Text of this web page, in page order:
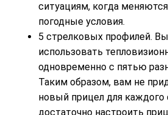
ситуациям, когда
погодные условия.
5 стрелковых профилей.
использовать
одновременно с пятью
Таким образом, вам не
новый прицел для каждого
достаточно настроить